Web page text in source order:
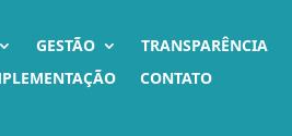
GESTÃO TRANSPARÊNCIA
CONTATO